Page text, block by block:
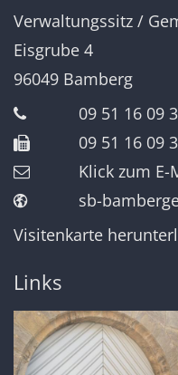
Verwaltungssitz /
Eisgrube 4
96049 Bamberg
09 51 16 09
09 51 16 09
Klick zum E-
sb-
Visitenkarte
Links